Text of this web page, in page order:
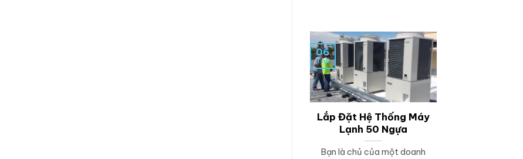
Lắp Đặt Hệ Thống Máy
Lạnh 50 Ngựa
Bạn là chủ của một doanh
06
Th5